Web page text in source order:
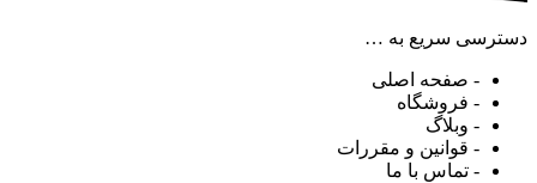
دسترسی سریع به …
- صفحه اصلی
- فروشگاه
- وبلاگ
- قوانین و مقررات
- تماس با ما